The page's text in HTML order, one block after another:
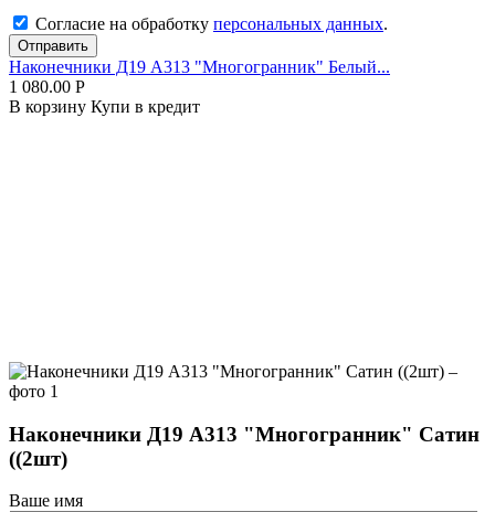
Согласие на обработку персональных данных.
Отправить
Наконечники Д19 А313 "Многогранник" Белый...
1 080.00 Р
В корзину Купи в кредит
Наконечники Д19 А313 "Многогранник" Сатин
((2шт)
Ваше имя